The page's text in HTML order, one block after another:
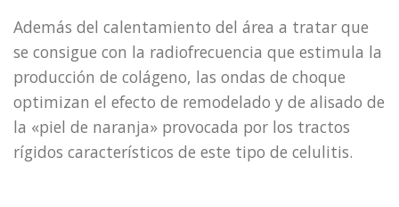
Además del calentamiento del área a tratar que
se consigue con la radiofrecuencia que estimula la
producción de colágeno, las ondas de choque
optimizan el efecto de remodelado y de alisado de
la «piel de naranja» provocada por los tractos
rígidos característicos de este tipo de celulitis.